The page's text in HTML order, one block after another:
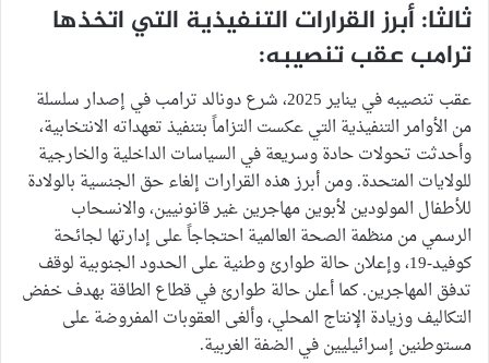
ثالثا: أبرز القرارات التنفيذية التي اتخذها
ترامب عقب تنصيبه:
عقب تنصيبه في يناير 2025، شرع دونالد ترامب في إصدار سلسلة
من الأوامر التنفيذية التي عكست التزاماً بتنفيذ تعهداته الانتخابية،
وأحدثت تحولات حادة وسريعة في السياسات الداخلية والخارجية
للولايات المتحدة. ومن أبرز هذه القرارات إلغاء حق الجنسية بالولادة
للأطفال المولودين لأبوين مهاجرين غير قانونيين، والانسحاب
الرسمي من منظمة الصحة العالمية احتجاجاً على إدارتها لجائحة
كوفيد-19، وإعلان حالة طوارئ وطنية على الحدود الجنوبية لوقف
تدفق المهاجرين. كما أعلن حالة طوارئ في قطاع الطاقة بهدف خفض
التكاليف وزيادة الإنتاج المحلي، وألغى العقوبات المفروضة على
مستوطنين إسرائيليين في الضفة الغربية.